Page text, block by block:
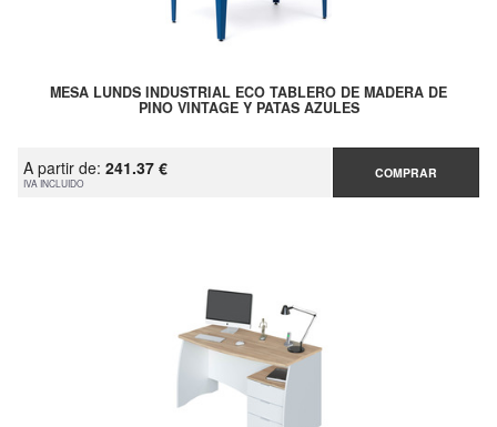
MESA LUNDS INDUSTRIAL ECO TABLERO DE MADERA DE
PINO VINTAGE Y PATAS AZULES
A partir de: 241.37 €
IVA INCLUIDO
COMPRAR